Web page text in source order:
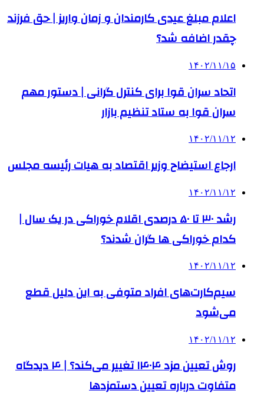
اعلام مبلغ عیدی کارمندان و زمان واریز | حق فرزند
چقدر اضافه شد؟
۱۴۰۲/۱۱/۱۵
اتحاد سران قوا برای کنترل گرانی | دستور مهم
سران قوا به ستاد تنظیم بازار
۱۴۰۲/۱۱/۱۲
ارجاع استیضاح وزیر اقتصاد به هیات رئیسه مجلس
۱۴۰۲/۱۱/۱۲
رشد ۳۰ تا ۵۰ درصدی اقلام خوراکی در یک سال |
کدام خوراکی‌ ها گران شدند؟
۱۴۰۲/۱۱/۱۲
سیم‌کارت‌های افراد متوفی به این دلیل قطع
می‌شود
۱۴۰۲/۱۱/۱۲
روش تعیین مزد ۱۴۰۴ تغییر می‌کند؟ | ۴ دیدگاه
متفاوت درباره تعیین دستمزدها